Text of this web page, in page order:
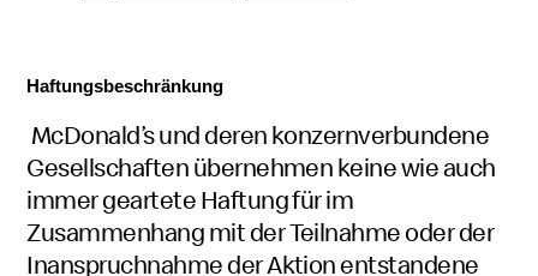
Haftungsbeschränkung
McDonald’s und deren konzernverbundene
Gesellschaftenübernehmen keine wie auch
immer geartete Haftung für im
Zusammenhang mit der Teilnahme oder der
Inanspruchnahme derAktion entstandene